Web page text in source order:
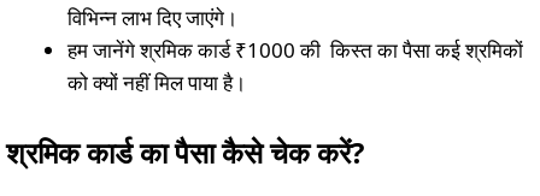
विभिन्न लाभ दिए जाएंगे।
हम जानेंगे श्रमिक कार्ड ₹1000 की किस्त का पैसा कई श्रमिकों
को क्यों नहीं मिल पाया है।
श्रमिक कार्ड का पैसा कैसे चेक करें?